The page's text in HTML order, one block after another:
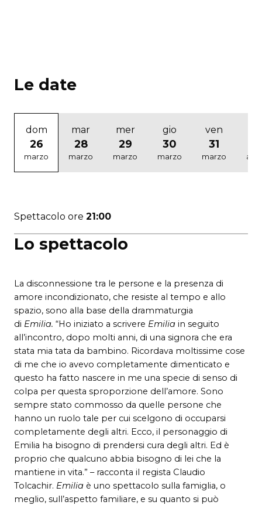
Lo spettacolo
La disconnessione tra le persone e la presenza di
amore incondizionato, che resiste al tempo e allo
spazio, sono alla base della drammaturgia
di Emilia. “Ho iniziato a scrivere Emilia in seguito
all’incontro, dopo molti anni, di una signora che era
stata mia tata da bambino. Ricordava moltissime cose
di me che io avevo completamente dimenticato e
questo ha fatto nascere in me una specie di senso di
colpa per questa sproporzione dell’amore. Sono
sempre stato commosso da quelle persone che
hanno un ruolo tale per cui scelgono di occuparsi
completamente degli altri. Ecco, il personaggio di
Emilia ha bisogno di prendersi cura degli altri. Ed è
proprio che qualcuno abbia bisogno di lei che la
mantiene in vita.” – racconta il regista Claudio
Tolcachir. Emilia è uno spettacolo sulla famiglia, o
meglio, sull’aspetto familiare, e su quanto si può
Le date
dom
26
marzo
mar
28
marzo
mer
29
marzo
gio
30
marzo
ven
31
marzo
Spettacolo ore 21:00